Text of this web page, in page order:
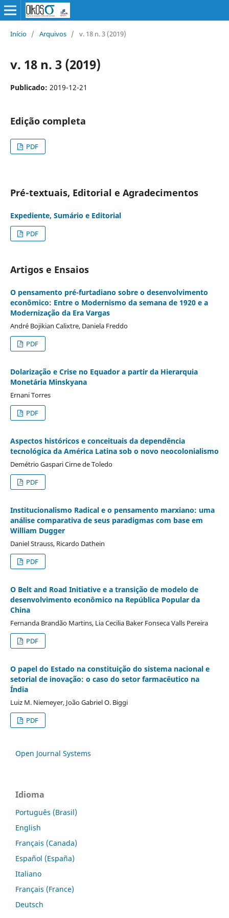
Início / Arquivos / v. 18 n. 3 (2019)
v. 18 n. 3 (2019)
Publicado: 2019-12-21
Edição completa
PDF
Pré-textuais, Editorial e Agradecimentos
Expediente, Sumário e Editorial
PDF
Artigos e Ensaios
O pensamento pré-furtadiano sobre o desenvolvimento
econômico: Entre o Modernismo da semana de 1920 e a
Modernização da Era Vargas
André Bojikian Calixtre, Daniela Freddo
PDF
Dolarização e Crise no Equador a partir da Hierarquia
Monetária Minskyana
Ernani Torres
PDF
Aspectos históricos e conceituais da dependência
tecnológica da América Latina sob o novo neocolonialismo
Demétrio Gaspari Cirne de Toledo
PDF
Institucionalismo Radical e o pensamento marxiano: uma
análise comparativa de seus paradigmas com base em
William Dugger
Daniel Strauss, Ricardo Dathein
PDF
O Belt and Road Initiative e a transição de modelo de
desenvolvimento econômico na República Popular da
China
Fernanda Brandão Martins, Lia Cecilia Baker Fonseca Valls Pereira
PDF
O papel do Estado na constituição do sistema nacional e
setorial de inovação: o caso do setor farmacêutico na
Índia
Luiz M. Niemeyer, João Gabriel O. Biggi
PDF
Open Journal Systems
Idioma
Português (Brasil)
English
Français (Canada)
Español (España)
Italiano
Français (France)
Deutsch